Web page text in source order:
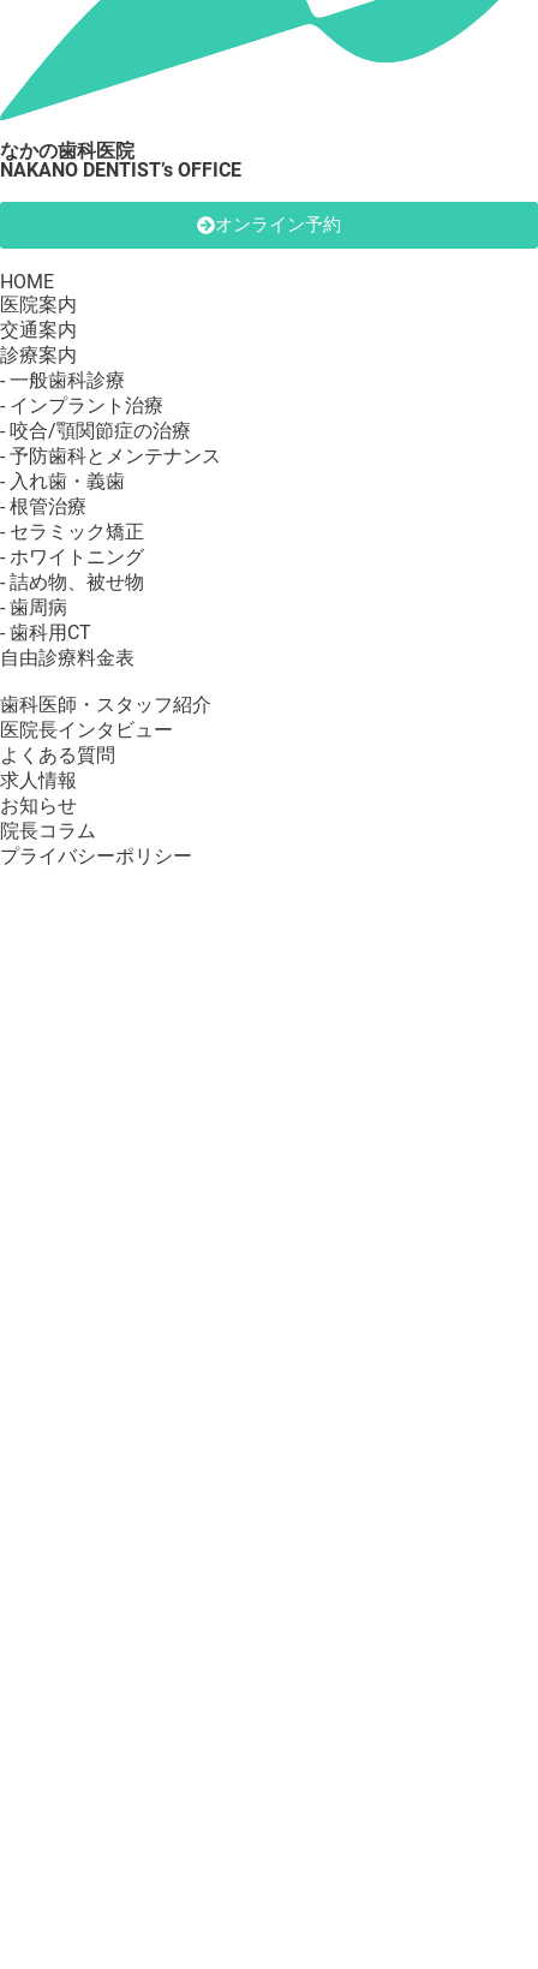
なかの歯科医院
NAKANO DENTIST’s OFFICE
オンライン予約
HOME
医院案内
交通案内
診療案内
- 一般歯科診療
- インプラント治療
- 咬合/顎関節症の治療
- 予防歯科とメンテナンス
- 入れ歯・義歯
- 根管治療
- セラミック矯正
- ホワイトニング
- 詰め物、被せ物
- 歯周病
- 歯科用CT
自由診療料金表
歯科医師・スタッフ紹介
医院長インタビュー
よくある質問
求人情報
お知らせ
院長コラム
プライバシーポリシー